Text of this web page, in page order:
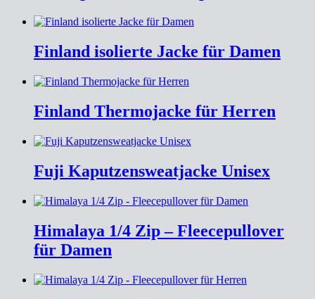
Finland isolierte Jacke für Damen
Finland Thermojacke für Herren
Fuji Kaputzensweatjacke Unisex
Himalaya 1/4 Zip – Fleecepullover
für Damen